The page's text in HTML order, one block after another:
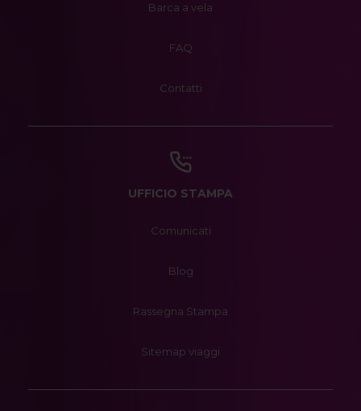
Barca a vela
FAQ
Contatti
UFFICIO STAMPA
Comunicati
Blog
Rassegna Stampa
Sitemap viaggi